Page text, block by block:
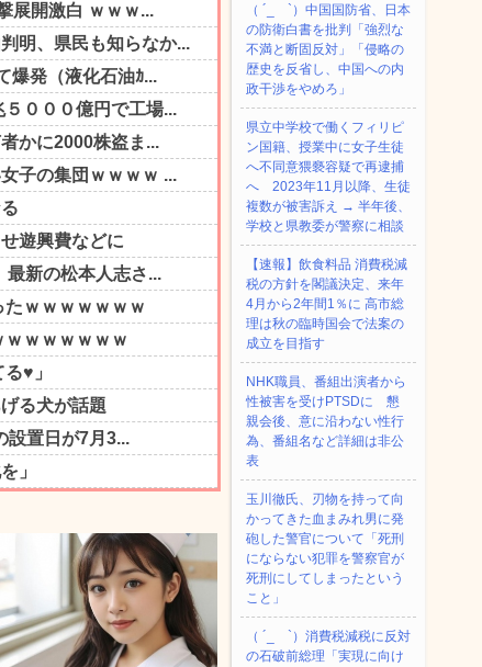
（ ´_ゝ`）中国国防省、日本
の防衛白書を批判「強烈な
不満と断固反対」「侵略の
歴史を反省し、中国への内
政干渉をやめろ」
県立中学校で働くフィリピ
ン国籍、授業中に女子生徒
へ不同意猥褻容疑で再逮捕
へ 2023年11月以降、生徒
複数が被害訴え → 半年後、
学校と県教委が警察に相談
【速報】飲食料品 消費税減
税の方針を閣議決定、来年
4月から2年間1％に 高市総
理は秋の臨時国会で法案の
成立を目指す
NHK職員、番組出演者から
性被害を受けPTSDに 懇
親会後、意に沿わない性行
為、番組名など詳細は非公
表
玉川徹氏、刃物を持って向
かってきた血まみれ男に発
砲した警官について「死刑
にならない犯罪を警察官が
死刑にしてしまったという
こと」
（ ´_ゝ`）消費税減税に反対
の石破前総理「実現に向け